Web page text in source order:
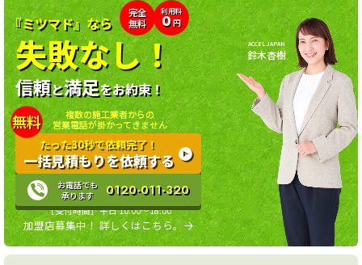
完全
無料
利用料
0円
『ミツマド』なら
失敗なし！
信頼と満足をお約束！
無料
複数の施工業者からの
営業電話が掛かってきません
たった30秒で依頼完了！
一括見積もりを依頼する
お電話でも
承ります
0120-011-320
［受付時間］平日 10:00〜18:00
加盟店募集中！ 詳しくはこちら。
ACCEL JAPAN
鈴木杏樹